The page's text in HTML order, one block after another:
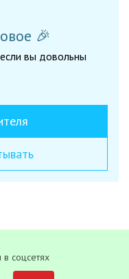
🎉
вы довольны
соцсетях